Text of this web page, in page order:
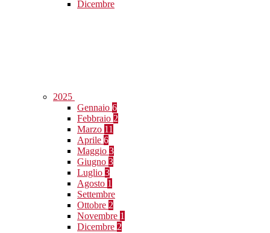
Dicembre
2025
Gennaio 6
Febbraio 2
Marzo 11
Aprile 6
Maggio 3
Giugno 3
Luglio 3
Agosto 1
Settembre
Ottobre 2
Novembre 1
Dicembre 2